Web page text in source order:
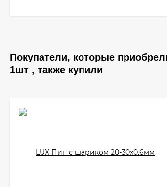
Покупатели, которые
1шт , также купили